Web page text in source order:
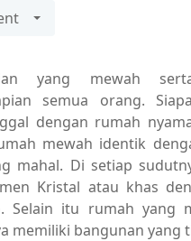
yang mewah
semua orang.
dengan rumah
mewah identik
mahal. Di setiap
Kristal atau khas
Selain itu rumah yang
memiliki bangunan yang